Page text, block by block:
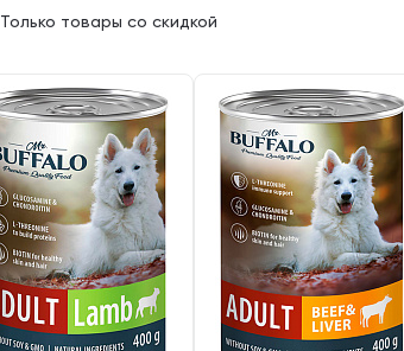
Только товары со скидкой